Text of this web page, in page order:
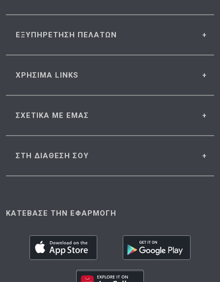
ΕΞΥΠΗΡΕΤΗΣΗ ΠΕΛΑΤΩΝ
ΧΡΗΣΙΜΑ LINKS
ΣΧΕΤΙΚΑ ΜΕ ΕΜΑΣ
ΣΤΗ ΔΙΑΘΕΣΗ ΣΟΥ
ΚΑΤΕΒΑΣΕ ΤΗΝ ΕΦΑΡΜΟΓΗ